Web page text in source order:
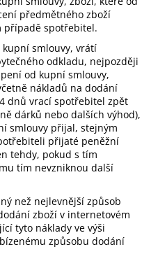
předmětného zboží
případě spotřebitel.
smlouvy, vrátí
odkladu, nejpozději
od kupní smlouvy,
nákladů na dodání
dnů vrací spotřebitel zpět
dárků nebo dalších výhod),
smlouvy přijal, stejným
přijaté peněžní
tehdy, pokud s tím
tím nevzniknou další
než nejlevnější způsob
zboží v internetovém
tyto náklady ve výši
způsobu dodání